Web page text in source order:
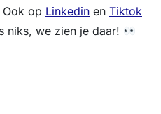
Ook op Linkedin en Tiktok
niks, we zien je daar!